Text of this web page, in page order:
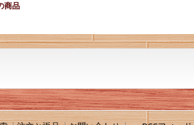
商品